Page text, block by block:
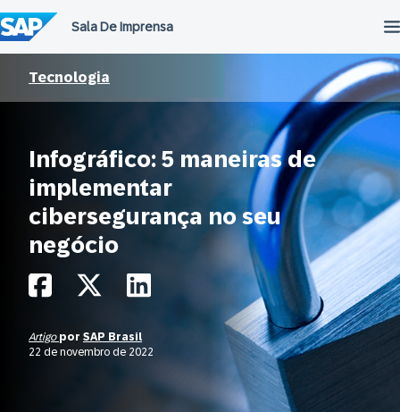
para
o
conteúdo
Tecnologia
Infográfico: 5 maneiras de
implementar
cibersegurança no seu
negócio
Artigo por SAP Brasil
22 de novembro de 2022